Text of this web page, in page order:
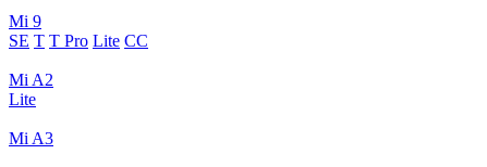
Mi 9
SE T T Pro Lite CC
Mi A2
Lite
Mi A3